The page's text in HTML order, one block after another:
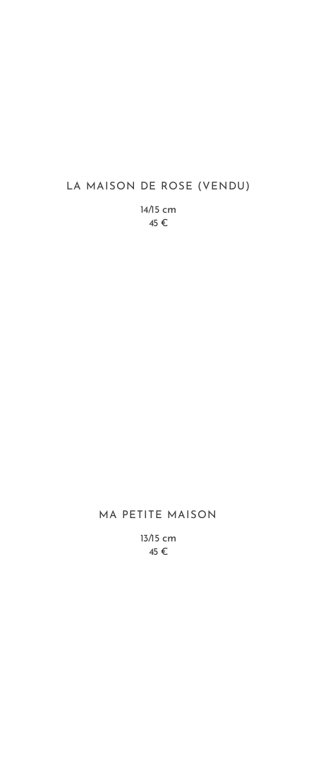
LA MAISON DE ROSE (VENDU)
14/15cm
45 €
MA PETITE MAISON
13/15cm
45 €